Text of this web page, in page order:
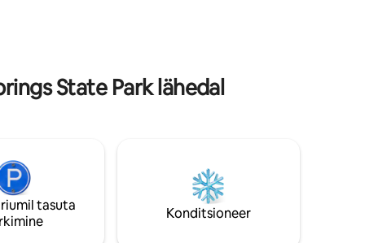
State Park lähedal
tasuta
Konditsioneer